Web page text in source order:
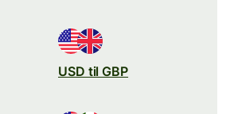
USD til GBP